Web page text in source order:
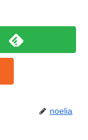
noelia